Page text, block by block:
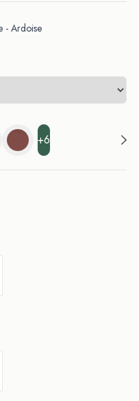
- Ardoise
+6